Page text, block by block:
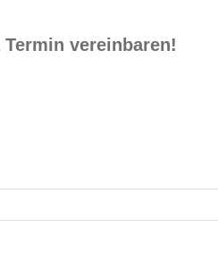
Termin vereinbaren!